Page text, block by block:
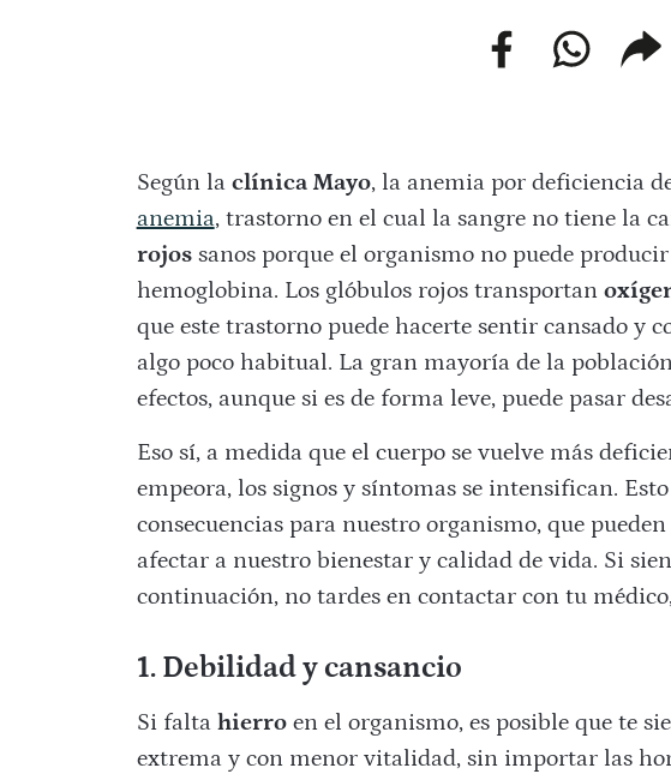
facebookwhatsapp
web
Según la clínica Mayo, la anemia por deficiencia
anemia, trastorno en el cual la sangre no tiene la
rojossanos porque el organismo no puede
hemoglobina. Los glóbulos rojos transportan
que este trastorno puede hacerte sentir cansado y
algo poco habitual. La gran mayoría de la
efectos, aunque si es de forma leve, puede pasar
Eso sí, a medida que el cuerpo se vuelve más
empeora, los signos y síntomas se intensifican.
consecuencias para nuestro organismo, que
afectar a nuestro bienestar y calidad de vida. Si
continuación, no tardes en contactar con tu
1. Debilidad y cansancio
Si falta hierroen el organismo, es posible que te
extrema y con menor vitalidad, sin importar las